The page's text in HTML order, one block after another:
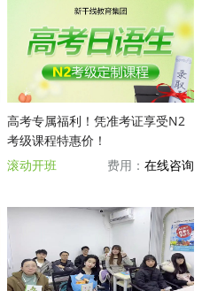
高考专属福利！凭准考证享受N2
考级课程特惠价！
滚动开班
费用： 在线咨询